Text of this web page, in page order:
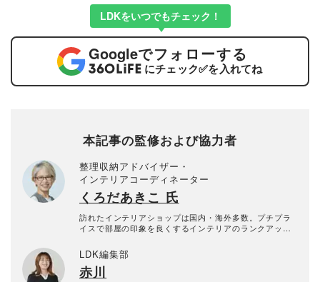
LDKをいつでもチェック！
Googleでフォローする
にチェック✅を入れてね
本記事の監修および協力者
整理収納アドバイザー・
インテリアコーディネーター
くろだあきこ 氏
訪れたインテリアショップは国内・海外多数。プチプラ
イスで部屋の印象を良くするインテリアのランクアップ
と美しい部屋作りのコツを専門家の立場から提案。プチ
プラコーディネートのほか、ホテルライクなスタイリン
グを得意とし、雑誌・Webでのスタイリングは多数。
LDK編集部
赤川